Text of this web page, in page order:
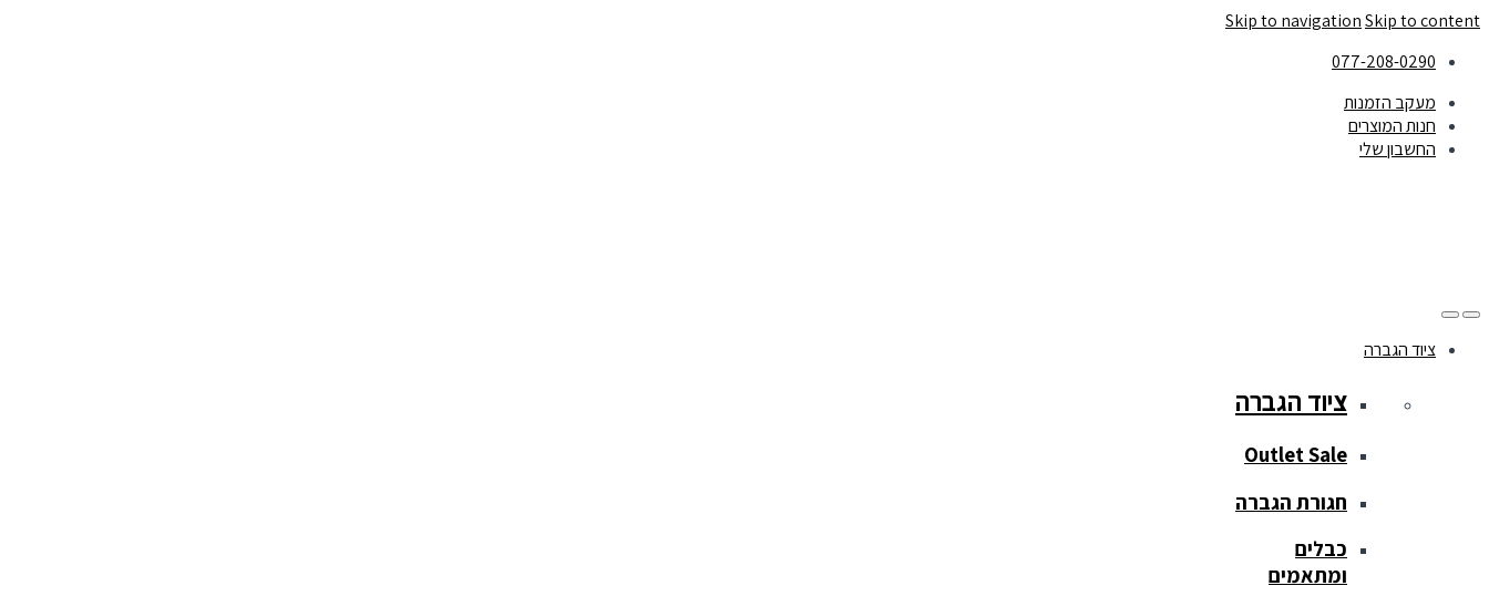
Skip to navigationSkip to content
077-208-0290
מעקב הזמנות
חנות המוצרים
החשבון שלי
ציוד הגברה
ציוד הגברה
Outlet Sale
חגורת הגברה
כבלים
ומתאמים